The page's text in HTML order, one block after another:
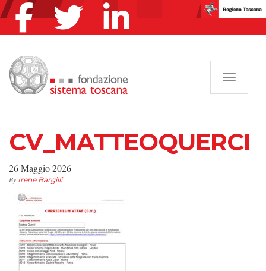
CV_MATTEOQUERCI
26 Maggio 2026
By Irene Bargilli